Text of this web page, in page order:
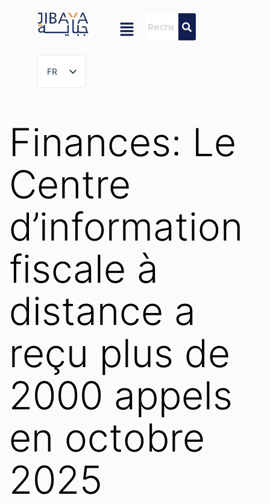
FR
FR
Finances: Le
Centre
d’information
fiscale à
distance a
reçu plus de
2000 appels
en octobre
2025